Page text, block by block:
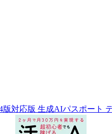
版対応版 生成AIパスポート